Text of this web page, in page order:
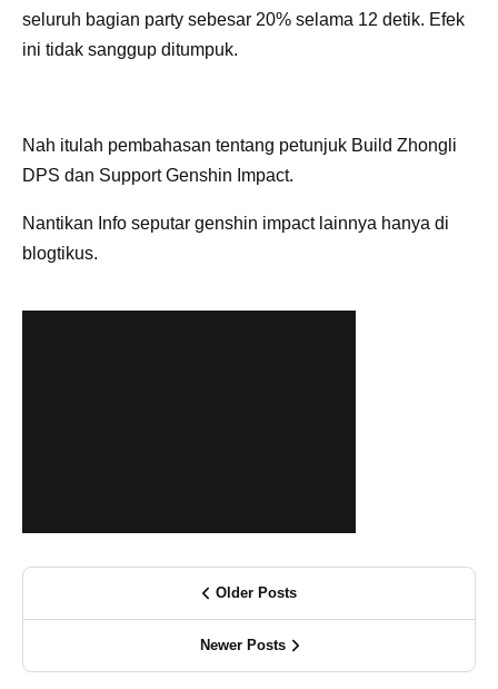
seluruh bagian party sebesar 20% selama 12 detik. Efek
ini tidak sanggup ditumpuk.
Nah itulah pembahasan tentang petunjuk Build Zhongli
DPS dan Support Genshin Impact.
Nantikan Info seputar genshin impact lainnya hanya di
blogtikus.
Older Posts
Newer Posts